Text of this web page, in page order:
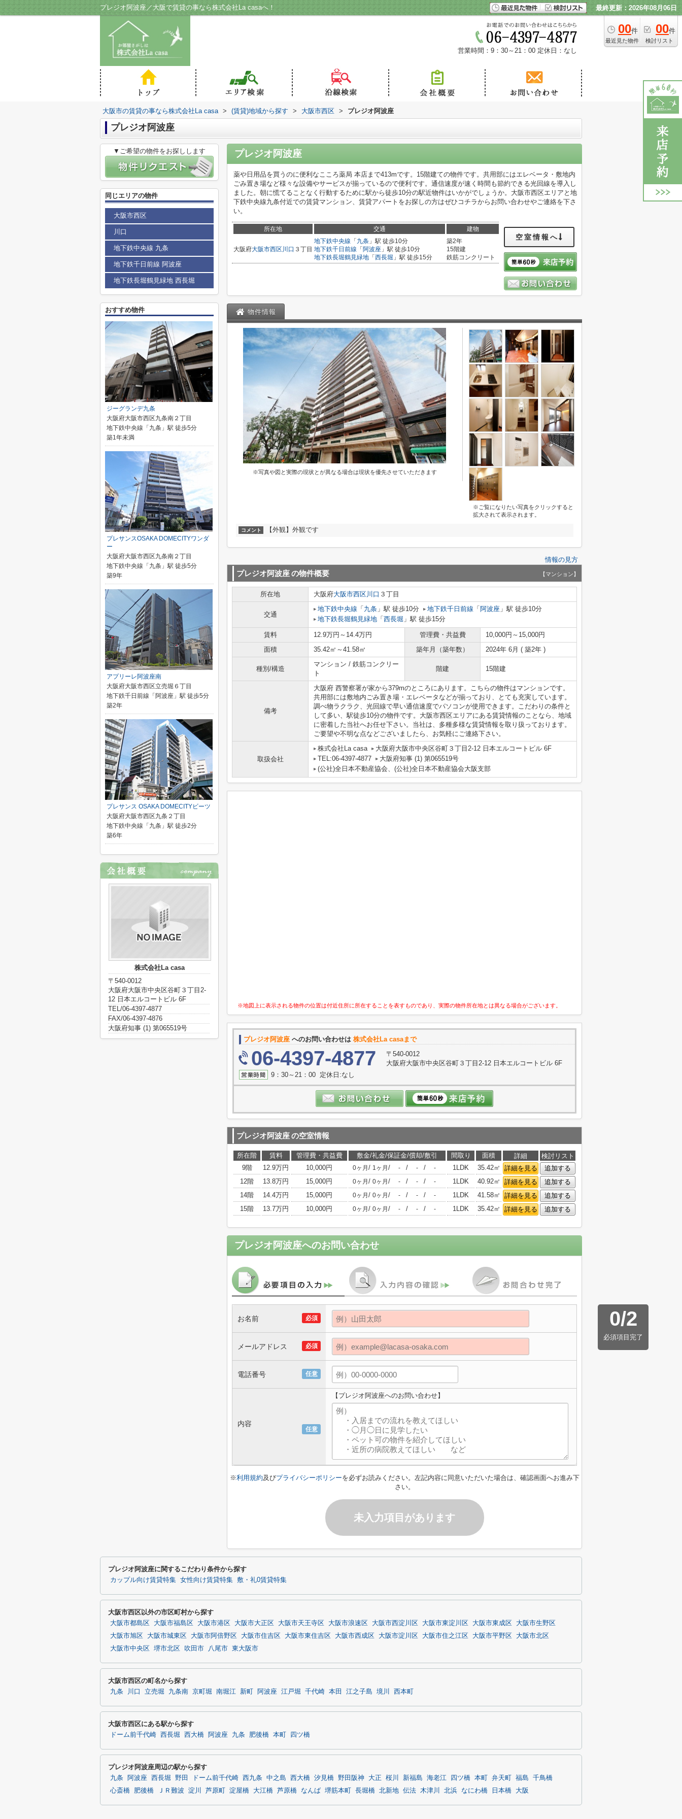
プレジオ阿波座／大阪で賃貸の事なら株式会社La casaへ！ 最終更新：2026年08月06日
00件
最近見た物件
00件
検討リスト
営業時間：9：30～21：00 定休日：なし
大阪市の賃貸の事なら株式会社La casa > (賃貸)地域から探す > 大阪市西区 > プレジオ阿波座
プレジオ阿波座
プレジオ阿波座
薬や日用品を買うのに便利なこころ薬局 本店まで413mです。15階建ての物件です。共用部にはエレベータ・敷地内
ごみ置き場など様々な設備やサービスが揃っているので便利です。通信速度が速く時間も節約できる光回線を導入し
ました。朝に慌てることなく行動するために駅から徒歩10分の駅近物件はいかがでしょうか。大阪市西区エリアと地
下鉄中央線九条付近での賃貸マンション、賃貸アパートをお探しの方はぜひコチラからお問い合わせやご連絡を下さ
い。
所在地 交通 建物
大阪府大阪市西区 川口 ３丁目
地下鉄中央線 「 九条 」駅 徒歩10分
地下鉄千日前線 「 阿波座 」駅 徒歩10分
地下鉄長堀鶴見緑地 「 西長堀 」駅 徒歩15分
築2年
15階建
鉄筋コンクリート
空室情報へ
物件情報
※写真や図と実際の現状とが異なる場合は現状を優先させていただきます
※ご覧になりたい写真をクリックすると
拡大されて表示されます。
コメント 【外観】外観です
情報の見方
プレジオ阿波座の物件概要 【マンション】
所在地 大阪府大阪市西区川口 ３丁目
交通
地下鉄中央線 「 九条 」駅 徒歩10分 地下鉄千日前線 「 阿波座 」駅 徒歩10分
地下鉄長堀鶴見緑地 「 西長堀 」駅 徒歩15分
賃料 12.9万円～14.4万円 管理費・共益費
10,000円～15,000円
面積
35.42㎡～41.58㎡ 築年月（築年数） 2024年 6月 ( 築2年 )
種別/構造
マンション / 鉄筋コンクリー
ト
階建 15階建
備考
大阪府 西警察署が家から379mのところにあります。こちらの物件はマンションです。
共用部には敷地内ごみ置き場・エレベータなどが揃っており、とても充実しています。
調べ物ラクラク、光回線で早い通信速度でパソコンが使用できます。こだわりの条件と
して多い、駅徒歩10分の物件です。大阪市西区エリアにある賃貸情報のことなら、地域
に密着した当社へお任せ下さい。当社は、多種多様な賃貸情報を取り扱っております。
ご要望や不明な点などございましたら、お気軽にご連絡下さい。
取扱会社
株式会社La casa
大阪府大阪市中央区谷町３丁目2-12 日本エルコートビル 6F
TEL:06-4397-4877
大阪府知事 (1) 第065519号
(公社)全日本不動産協会、(公社)全日本不動産協会大阪支部
※地図上に表示される物件の位置は付近住所に所在することを表すものであり、実際の物件所在地とは異なる場合がございます。
プレジオ阿波座 へのお問い合わせは 株式会社La casaまで
06-4397-4877
〒540-0012
大阪府大阪市中央区谷町３丁目2-12 日本エルコートビル 6F
9：30～21：00 定休日:なし
プレジオ阿波座の空室情報
所在階 賃料 管理費・共益費 敷金/礼金/保証金/償却/敷引 間取り 面積 詳細
検討リスト
9階
12.9万円 10,000円 0ヶ月 / 1ヶ月 / - / - / - 1LDK 35.42㎡ 詳細を見る
追加する
12階
13.8万円 15,000円 0ヶ月 / 0ヶ月 / - / - / - 1LDK 40.92㎡ 詳細を見る
追加する
14階
14.4万円 15,000円 0ヶ月 / 0ヶ月 / - / - / - 1LDK 41.58㎡ 詳細を見る
追加する
15階
13.7万円 10,000円 0ヶ月 / 0ヶ月 / - / - / - 1LDK 35.42㎡ 詳細を見る 追加する
プレジオ阿波座へのお問い合わせ
0/2
必須項目完了
必須
お名前
必須
メールアドレス
任意
電話番号
任意
内容
【プレジオ阿波座へのお問い合わせ】
※利用規約及びプライバシーポリシーを必ずお読みください。左記内容に同意いただいた場合は、確認画面へお進み下
さい。
未入力項目があります
▼ご希望の物件をお探しします
同じエリアの物件
大阪市西区
川口
地下鉄中央線 九条
地下鉄千日前線 阿波座
地下鉄長堀鶴見緑地 西長堀
おすすめ物件
ジーグランデ九条
大阪府大阪市西区九条南２丁目
地下鉄中央線「九条」駅 徒歩5分
築1年未満
プレサンスOSAKA DOMECITYワンダ
ー
大阪府大阪市西区九条南２丁目
地下鉄中央線「九条」駅 徒歩5分
築9年
アプリーレ阿波座南
大阪府大阪市西区立売堀６丁目
地下鉄千日前線「阿波座」駅 徒歩5分
築2年
プレサンス OSAKA DOMECITYビーツ
大阪府大阪市西区九条２丁目
地下鉄中央線「九条」駅 徒歩2分
築6年
株式会社La casa
〒540-0012
大阪府大阪市中央区谷町３丁目2-
12 日本エルコートビル 6F
TEL/06-4397-4877
FAX/06-4397-4876
大阪府知事 (1) 第065519号
プレジオ阿波座に関するこだわり条件から探す
カップル向け賃貸特集 女性向け賃貸特集 敷・礼0賃貸特集
大阪市西区以外の市区町村から探す
大阪市都島区 大阪市福島区 大阪市港区 大阪市大正区 大阪市天王寺区 大阪市浪速区 大阪市西淀川区 大阪市東淀川区 大阪市東成区
大阪市生野区
大阪市旭区
大阪市城東区 大阪市阿倍野区 大阪市住吉区 大阪市東住吉区 大阪市西成区 大阪市淀川区 大阪市住之江区 大阪市平野区
大阪市北区
大阪市中央区
堺市北区 吹田市 八尾市 東大阪市
大阪市西区の町名から探す
九条 川口 立売堀 九条南 京町堀 南堀江 新町 阿波座 江戸堀 千代崎 本田 江之子島 境川 西本町
大阪市西区にある駅から探す
ドーム前千代崎 西長堀 西大橋 阿波座 九条 肥後橋 本町 四ツ橋
プレジオ阿波座周辺の駅から探す
九条 阿波座 西長堀 野田 ドーム前千代崎 西九条 中之島 西大橋 汐見橋 野田阪神 大正 桜川 新福島 海老江 四ツ橋 本町 弁天町 福島
千鳥橋
心斎橋
肥後橋 ＪＲ難波 淀川 芦原町 淀屋橋 大江橋 芦原橋 なんば 堺筋本町 長堀橋 北新地 伝法 木津川 北浜 なにわ橋 日本橋 大阪